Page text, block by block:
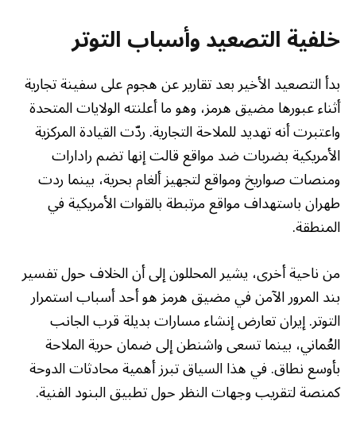
خلفية التصعيد وأسباب التوتر
بدأ التصعيد الأخير بعد تقارير عن هجوم على سفينة تجارية
أثناء عبورها مضيق هرمز، وهو ما أعلنته الولايات المتحدة
واعتبرت أنه تهديد للملاحة التجارية. ردّت القيادة المركزية
الأمريكية بضربات ضد مواقع قالت إنها تضم رادارات
ومنصات صواريخ ومواقع لتجهيز ألغام بحرية، بينما ردت
طهران باستهداف مواقع مرتبطة بالقوات الأمريكية في
المنطقة.
من ناحية أخرى، يشير المحللون إلى أن الخلاف حول تفسير
بند المرور الآمن في مضيق هرمز هو أحد أسباب استمرار
التوتر. إيران تعارض إنشاء مسارات بديلة قرب الجانب
العُماني، بينما تسعى واشنطن إلى ضمان حرية الملاحة
بأوسع نطاق. في هذا السياق تبرز أهمية محادثات الدوحة
كمنصة لتقريب وجهات النظر حول تطبيق البنود الفنية.